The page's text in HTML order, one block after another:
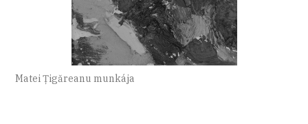
Matei Țigăreanu munkája